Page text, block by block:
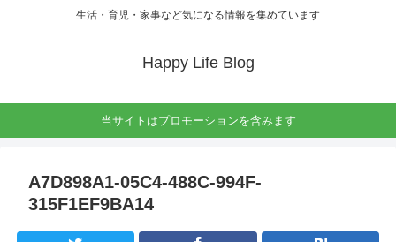
生活・育児・家事など気になる情報を集めています
Happy Life Blog
当サイトはプロモーションを含みます
A7D898A1-05C4-488C-994F-
315F1EF9BA14